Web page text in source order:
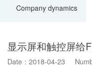
Company dynamics
显示屏和触控屏给
Date：2018-04-23